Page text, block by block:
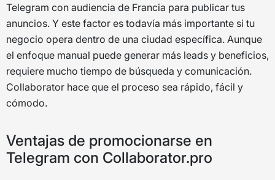
Telegram con audiencia de Francia para publicar tus
anuncios. Y este factor es todavía más importante si tu
negocio opera dentro de una ciudad específica. Aunque
el enfoque manual puede generar más leads y beneficios,
requiere mucho tiempo de búsqueda y comunicación.
Collaborator hace que el proceso sea rápido, fácil y
cómodo.
Ventajas de promocionarse en
Telegram con Collaborator.pro